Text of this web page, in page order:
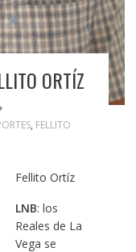
ORTÍZ
, FELLITO
Fellito Ortíz
LNB: los
Reales de La
Vega se